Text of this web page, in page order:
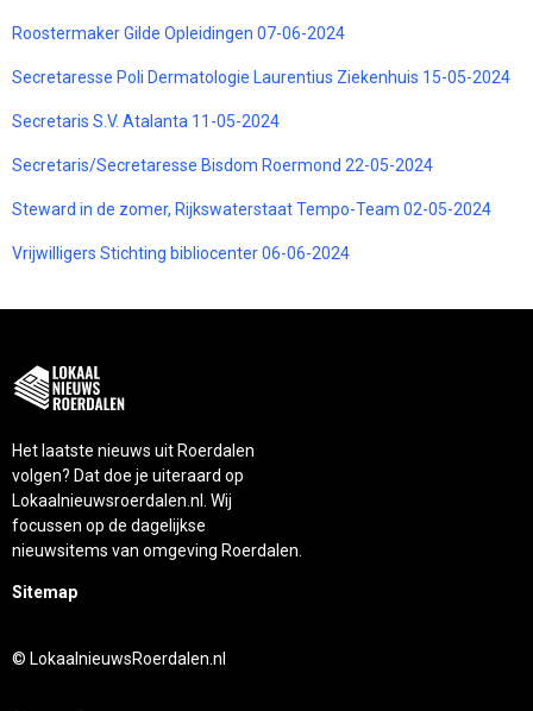
Roostermaker Gilde Opleidingen 07-06-2024
Secretaresse Poli Dermatologie Laurentius Ziekenhuis 15-05-2024
Secretaris S.V. Atalanta 11-05-2024
Secretaris/Secretaresse Bisdom Roermond 22-05-2024
Steward in de zomer, Rijkswaterstaat Tempo-Team 02-05-2024
Vrijwilligers Stichting bibliocenter 06-06-2024
Het laatste nieuws uit Roerdalen
volgen? Dat doe je uiteraard op
Lokaalnieuwsroerdalen.nl. Wij
focussen op de dagelijkse
nieuwsitems van omgeving Roerdalen.
Sitemap
© LokaalnieuwsRoerdalen.nl